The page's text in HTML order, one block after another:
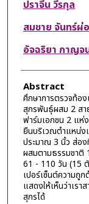
ปราจีน วีรกุล
สมชาย จันทร์ผ่
อัจฉริยา กาญจ
Abstract
ศึกษาการตรวจท้อ
สุกรพันธุ์ผสม 2 สา
ฟาร์มเอกชน 2 แห่
ยืนบริเวณตำแหน่ง
ประมาณ 3 นิ้ว ส่อ
ผสมตามธรรมชาติ
61 - 110 วัน (15
เปอร์เซ็นต์ความถู
แสดงให้เห็นว่าเรา
สุกรได้